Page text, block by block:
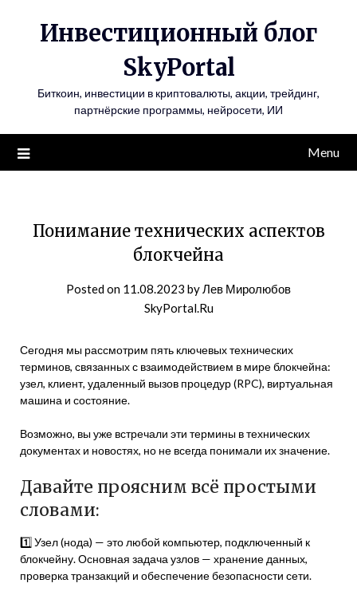
Инвестиционный блог
SkyPortal
Биткоин, инвестиции в криптовалюты, акции, трейдинг,
партнёрские программы, нейросети, ИИ
Menu
Понимание технических аспектов
блокчейна
Posted on 11.08.2023 byЛев Миролюбов
SkyPortal.Ru
Сегодня мы рассмотрим пять ключевых технических
терминов, связанных с взаимодействием в мире блокчейна:
узел, клиент, удаленный вызов процедур (RPC), виртуальная
машина и состояние.
Возможно, вы уже встречали эти термины в технических
документах и новостях, но не всегда понимали их значение.
Давайте проясним всё простыми
словами:
1️⃣ Узел (нода) — это любой компьютер, подключенный к
блокчейну. Основная задача узлов — хранение данных,
проверка транзакций и обеспечение безопасности сети.